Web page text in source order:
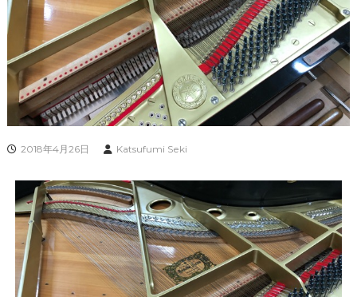
2018年4月26日 Katsufumi Seki